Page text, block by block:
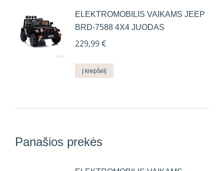
ELEKTROMOBILIS VAIKAMS JEEP
BRD-7588 4X4 JUODAS
229,99€
Į krepšelį
Panašios prekės